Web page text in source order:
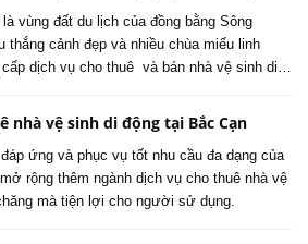
vùng đất du lịch của đồng bằng Sông
thắng cảnh đẹp và nhiều chùa miếu linh
cấp dịch vụ cho thuê và bán nhà vệ sinh di…
nhà vệ sinh di động tại Bắc Cạn
ứng và phục vụ tốt nhu cầu đa dạng của
rộng thêm ngành dịch vụ cho thuê nhà vệ
mà tiện lợi cho người sử dụng.